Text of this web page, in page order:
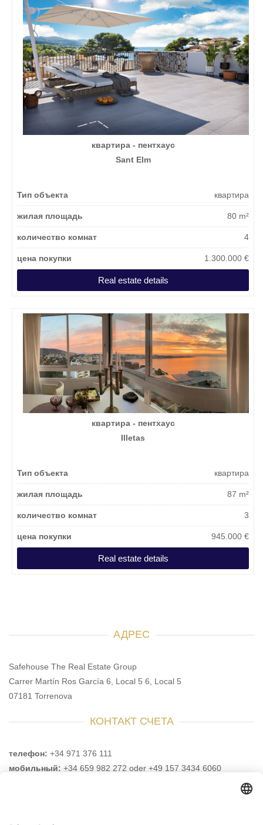
квартира - пентхаус
Sant Elm
Тип объекта квартира
жилая площадь 80 m²
количество комнат 4
цена покупки 1.300.000 €
Real estate details
квартира - пентхаус
Illetas
Тип объекта квартира
жилая площадь 87 m²
количество комнат 3
цена покупки 945.000 €
Real estate details
АДРЕС
Safehouse The Real Estate Group
Carrer Martín Ros García 6, Local 5 6, Local 5
07181 Torrenova
КОНТАКТ СЧЕТА
телефон: +34 971 376 111
мобильный: +34 659 982 272 oder +49 157 3434 6060